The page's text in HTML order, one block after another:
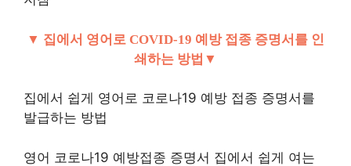
▼ 집에서 영어로 COVID-19 예방 접종 증명서를 인
쇄하는 방법▼
집에서 쉽게 영어로 코로나19 예방 접종 증명서를
발급하는 방법
영어 코로나19 예방접종 증명서 집에서 쉽게 여는